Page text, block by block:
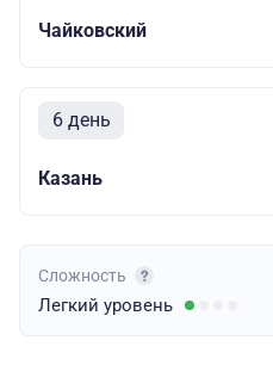
Чайковский
6 день
Казань
Сложность
Легкий уровень